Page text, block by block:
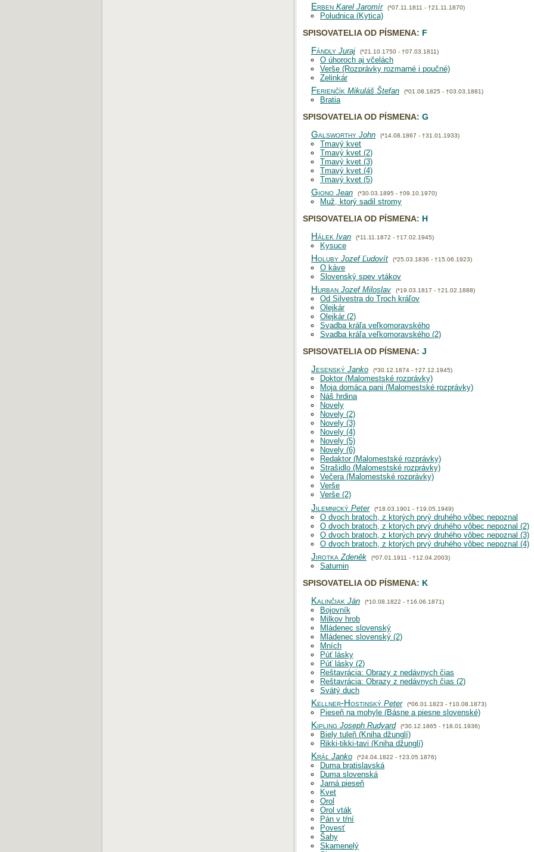
Erben Karel Jaromír (*07.11.1811 - †21.11.1870)
Poludnica (Kytica)
SPISOVATELIA OD PÍSMENA: F
Fándly Juraj (*21.10.1750 - †07.03.1811)
O úhoroch aj včelách
Verše (Rozprávky rozmarné i poučné)
Zelinkár
Ferienčík Mikuláš Štefan (*01.08.1825 - †03.03.1881)
Bratia
SPISOVATELIA OD PÍSMENA: G
Galsworthy John (*14.08.1867 - †31.01.1933)
Tmavý kvet
Tmavý kvet (2)
Tmavý kvet (3)
Tmavý kvet (4)
Tmavý kvet (5)
Giono Jean (*30.03.1895 - †09.10.1970)
Muž, ktorý sadil stromy
SPISOVATELIA OD PÍSMENA: H
Hálek Ivan (*11.11.1872 - †17.02.1945)
Kysuce
Holuby Jozef Ľudovít (*25.03.1836 - †15.06.1923)
O káve
Slovenský spev vtákov
Hurban Jozef Miloslav (*19.03.1817 - †21.02.1888)
Od Silvestra do Troch kráľov
Olejkár
Olejkár (2)
Svadba kráľa veľkomoravského
Svadba kráľa veľkomoravského (2)
SPISOVATELIA OD PÍSMENA: J
Jesenský Janko (*30.12.1874 - †27.12.1945)
Doktor (Malomestské rozprávky)
Moja domáca pani (Malomestské rozprávky)
Náš hrdina
Novely
Novely (2)
Novely (3)
Novely (4)
Novely (5)
Novely (6)
Redaktor (Malomestské rozprávky)
Strašidlo (Malomestské rozprávky)
Večera (Malomestské rozprávky)
Verše
Verše (2)
Jilemnický Peter (*18.03.1901 - †19.05.1949)
O dvoch bratoch, z ktorých prvý druhého vôbec nepoznal
O dvoch bratoch, z ktorých prvý druhého vôbec nepoznal (2)
O dvoch bratoch, z ktorých prvý druhého vôbec nepoznal (3)
O dvoch bratoch, z ktorých prvý druhého vôbec nepoznal (4)
Jirotka Zdeněk (*07.01.1911 - †12.04.2003)
Saturnin
SPISOVATELIA OD PÍSMENA: K
Kalinčiak Ján (*10.08.1822 - †16.06.1871)
Bojovník
Milkov hrob
Mládenec slovenský
Mládenec slovenský (2)
Mních
Púť lásky
Púť lásky (2)
Reštavrácia: Obrazy z nedávnych čias
Reštavrácia: Obrazy z nedávnych čias (2)
Svätý duch
Kellner-Hostinský Peter (*06.01.1823 - †10.08.1873)
Pieseň na mohyle (Básne a piesne slovenské)
Kipling Joseph Rudyard (*30.12.1865 - †18.01.1936)
Biely tuleň (Kniha džunglí)
Rikki-tikki-tavi (Kniha džunglí)
Kráľ Janko (*24.04.1822 - †23.05.1876)
Duma bratislavská
Duma slovenská
Jarná pieseň
Kvet
Orol
Orol vták
Pán v tŕní
Povesť
Šahy
Skamenelý